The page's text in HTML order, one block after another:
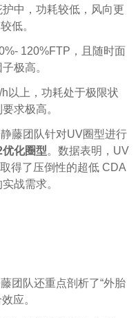
中，功耗较低，风向更
低。
120%FTP，且随时面
极高。
以上，功耗处于极限状
求极高。
藤团队针对UV圈型进行
优化圈型。数据表明，UV
得了压倒性的超低 CDA
战需求。
团队还重点剖析了“外胎
应。